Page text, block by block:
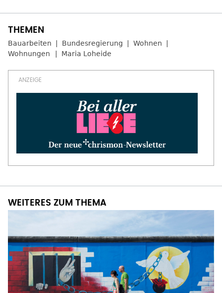
Bauarbeiten Bundesregierung
Wohnen
Wohnungen
Maria Loheide
WEITERES ZUM THEMA